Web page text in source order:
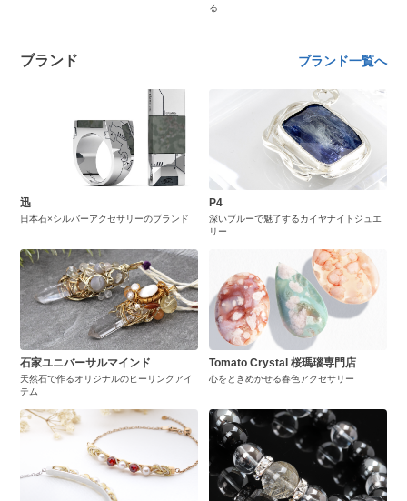
る
ブランド ブランド一覧へ
迅
日本石×シルバーアクセサリーのブランド
P4
深いブルーで魅了するカイヤナイトジュエ
リー
石家ユニバーサルマインド
天然石で作るオリジナルのヒーリングアイ
テム
Tomato Crystal 桜瑪瑙専門店
心をときめかせる春色アクセサリー